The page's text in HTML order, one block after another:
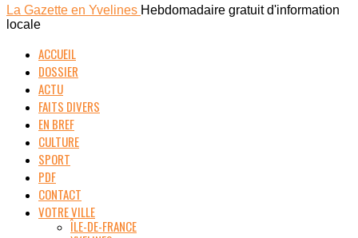
La Gazette en Yvelines Hebdomadaire gratuit d'information
locale
ACCUEIL
DOSSIER
ACTU
FAITS DIVERS
EN BREF
CULTURE
SPORT
PDF
CONTACT
VOTRE VILLE
ÎLE-DE-FRANCE